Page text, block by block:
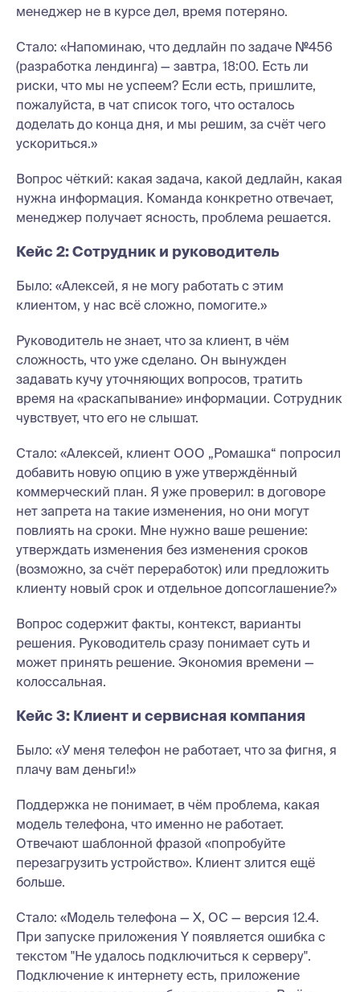
менеджер не в курсе дел, время потеряно.
Стало: «Напоминаю, что дедлайн по задаче №456
(разработка лендинга) — завтра, 18:00. Есть ли
риски, что мы не успеем? Если есть, пришлите,
пожалуйста, в чат список того, что осталось
доделать до конца дня, и мы решим, за счёт чего
ускориться.»
Вопрос чёткий: какая задача, какой дедлайн, какая
нужна информация. Команда конкретно отвечает,
менеджер получает ясность, проблема решается.
Кейс 2: Сотрудник и руководитель
Было: «Алексей, я не могу работать с этим
клиентом, у нас всё сложно, помогите.»
Руководитель не знает, что за клиент, в чём
сложность, что уже сделано. Он вынужден
задавать кучу уточняющих вопросов, тратить
время на «раскапывание» информации. Сотрудник
чувствует, что его не слышат.
Стало: «Алексей, клиент ООО „Ромашка“ попросил
добавить новую опцию в уже утверждённый
коммерческий план. Я уже проверил: в договоре
нет запрета на такие изменения, но они могут
повлиять на сроки. Мне нужно ваше решение:
утверждать изменения без изменения сроков
(возможно, за счёт переработок) или предложить
клиенту новый срок и отдельное допсоглашение?»
Вопрос содержит факты, контекст, варианты
решения. Руководитель сразу понимает суть и
может принять решение. Экономия времени —
колоссальная.
Кейс 3: Клиент и сервисная компания
Было: «У меня телефон не работает, что за фигня, я
плачу вам деньги!»
Поддержка не понимает, в чём проблема, какая
модель телефона, что именно не работает.
Отвечают шаблонной фразой «попробуйте
перезагрузить устройство». Клиент злится ещё
больше.
Стало: «Модель телефона — X, ОС — версия 12.4.
При запуске приложения Y появляется ошибка с
текстом "Не удалось подключиться к серверу".
Подключение к интернету есть, приложение